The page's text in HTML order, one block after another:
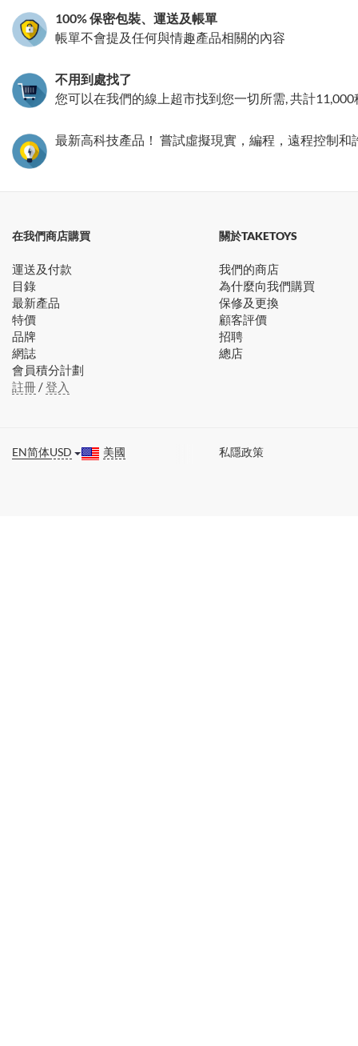
100% 保密包裝、運送及帳單
帳單不會提及任何與情趣產品相關的內容
不用到處找了
您可以在我們的線上超市找到您一切所需, 共計11,000
最新高科技產品！ 嘗試虛擬現實，編程，遠程控制
在我們商店購買
運送及付款
目錄
最新產品
特價
品牌
網誌
會員積分計劃
註冊/登入
關於TAKETOYS
我們的商店
為什麼向我們購買
保修及更換
顧客評價
招聘
總店
EN简体USD 美國 私隱政策